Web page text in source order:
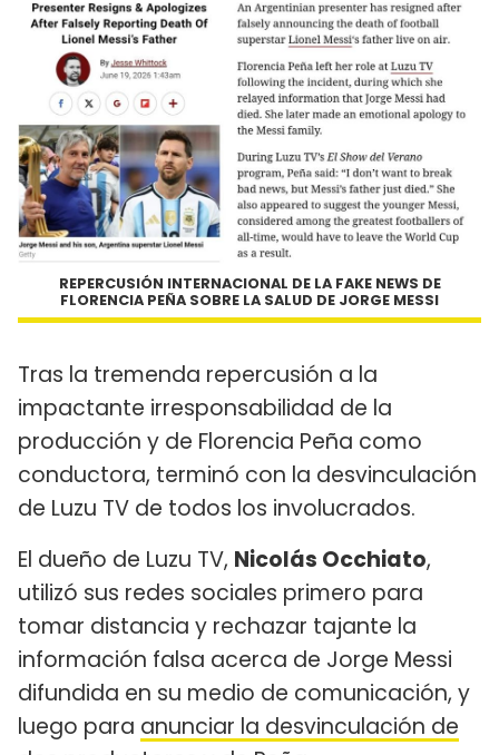
REPERCUSIÓN INTERNACIONAL DE LA FAKE NEWS DE
FLORENCIA PEÑA SOBRE LA SALUD DE JORGE MESSI
Tras la tremenda repercusión a la
impactante irresponsabilidad de la
producción y de Florencia Peña como
conductora, terminó con la desvinculación
de Luzu TV de todos los involucrados.
El dueño de Luzu TV, Nicolás Occhiato,
utilizó sus redes sociales primero para
tomar distancia y rechazar tajante la
información falsa acerca de Jorge Messi
difundida en su medio de comunicación, y
luego para anunciar la desvinculación de